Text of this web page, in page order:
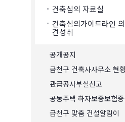
건축심의 자료실
건축심의가이드라인 의
견성취
공개공지
금천구 건축사사무소 현
관급공사부실신고
공동주택 하자보증보험
금천구 맞춤 건설알림이